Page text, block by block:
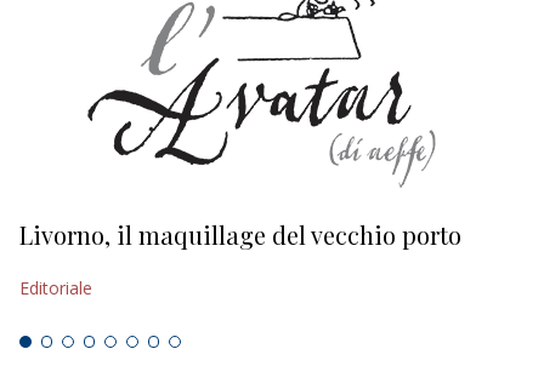
Livorno, il maquillage del vecchio porto
Editoriale